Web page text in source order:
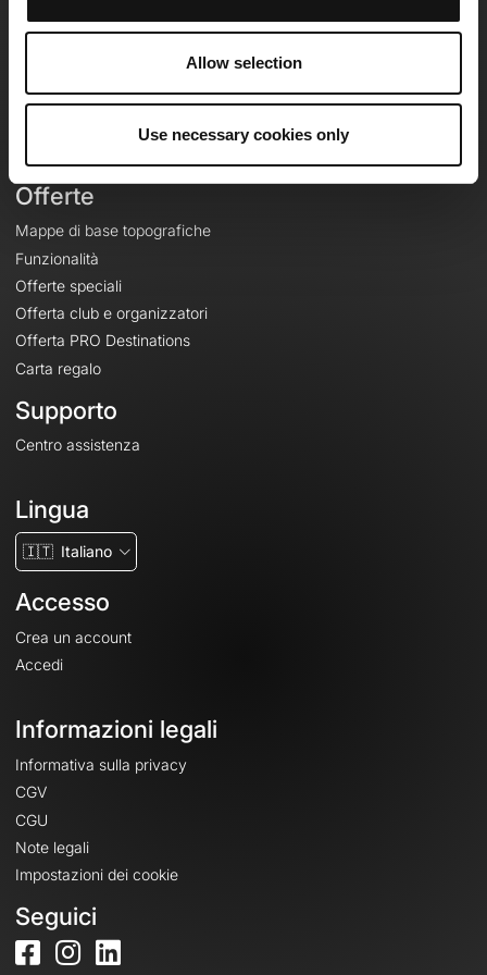
Allow selection
Use necessary cookies only
Riguardo a
Offerte
Mappe di base topografiche
Funzionalità
Offerte speciali
Offerta club e organizzatori
Offerta PRO Destinations
Carta regalo
Supporto
Centro assistenza
Lingua
🇮🇹 Italiano
Accesso
Crea un account
Accedi
Informazioni legali
Informativa sulla privacy
CGV
CGU
Note legali
Impostazioni dei cookie
Seguici